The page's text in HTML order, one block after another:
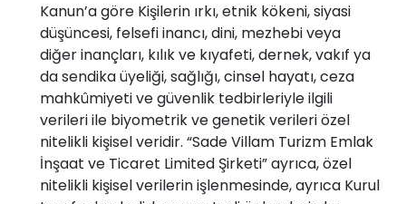
Kanun’a göre Kişilerin ırkı, etnik kökeni, siyasi
düşüncesi, felsefi inancı, dini, mezhebi veya
diğer inançları, kılık ve kıyafeti, dernek, vakıf ya
da sendika üyeliği, sağlığı, cinsel hayatı, ceza
mahkûmiyeti ve güvenlik tedbirleriyle ilgili
verileri ile biyometrik ve genetik verileri özel
nitelikli kişisel veridir. “Sade Villam Turizm Emlak
İnşaat ve Ticaret Limited Şirketi” ayrıca, özel
nitelikli kişisel verilerin işlenmesinde, ayrıca Kurul